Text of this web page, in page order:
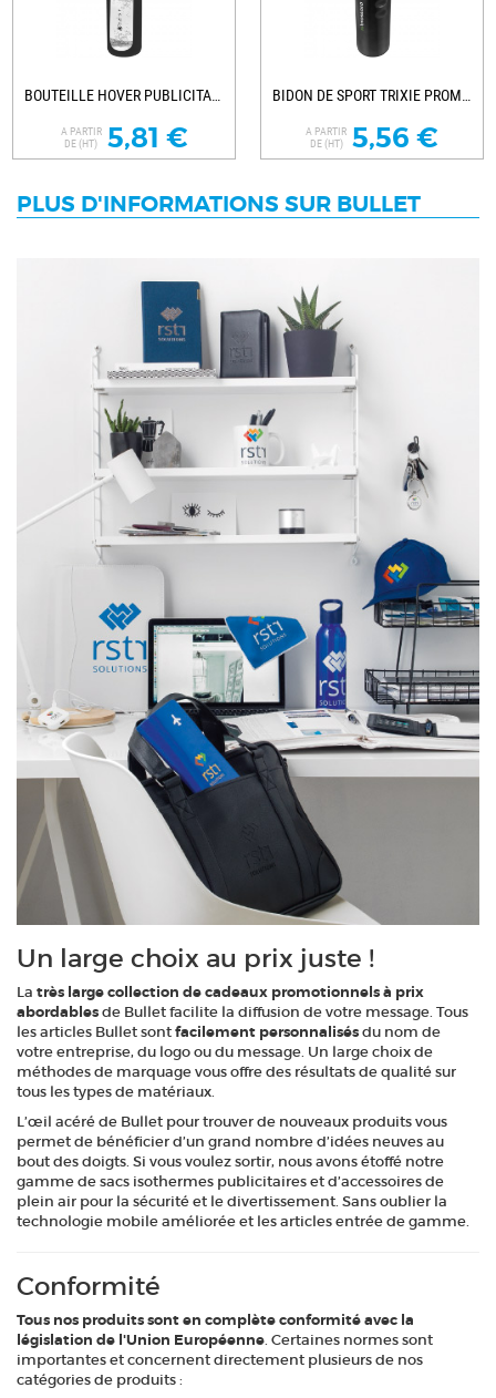
A PARTIR
DE (HT) 5,81 € A PARTIR
DE (HT) 5,56 €
PLUS D'INFORMATIONS SUR BULLET
Un large choix au prix juste !
La très large collection de cadeaux promotionnels à prix
abordablesde Bullet facilite la diffusion de votre message. Tous
les articles Bullet sontfacilement personnalisésdu nom de
votre entreprise, du logo ou du message. Un large choix de
méthodes de marquage vous offre des résultats de qualité sur
tous les types de matériaux.
L’œil acéré de Bullet pour trouver de nouveaux produits vous
permet de bénéficier d’un grand nombre d’idées neuves au
bout des doigts. Si vous voulez sortir, nous avons étoffé notre
gamme de sacs isothermes publicitaires et d’accessoires de
plein air pour la sécurité et le divertissement. Sans oublier la
technologie mobile améliorée et les articles entrée de gamme.
Conformité
Tous nos produits sont en complète conformité avec la
législation de l'Union Européenne. Certaines normes sont
importantes et concernent directement plusieurs de nos
catégories de produits :